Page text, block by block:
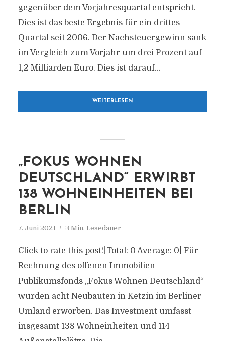
gegenüber dem Vorjahresquartal entspricht.
Dies ist das beste Ergebnis für ein drittes
Quartal seit 2006. Der Nachsteuergewinn sank
im Vergleich zum Vorjahr um drei Prozent auf
1,2 Milliarden Euro. Dies ist darauf...
WEITERLESEN
„FOKUS WOHNEN
DEUTSCHLAND“ ERWIRBT
138 WOHNEINHEITEN BEI
BERLIN
7. Juni 2021 3 Min. Lesedauer
Click to rate this post![Total: 0 Average: 0] Für
Rechnung des offenen Immobilien-
Publikumsfonds „Fokus Wohnen Deutschland“
wurden acht Neubauten in Ketzin im Berliner
Umland erworben. Das Investment umfasst
insgesamt 138 Wohneinheiten und 114